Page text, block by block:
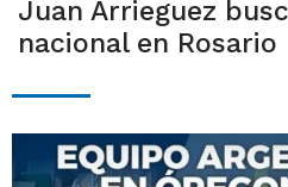
Juan Arrieguez
nacional en Rosario